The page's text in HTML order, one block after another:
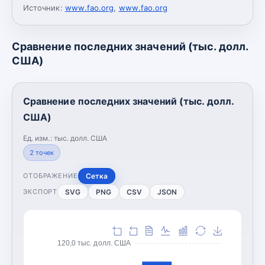
Источник: www.fao.org, www.fao.org
Сравнение последних значений (тыс. долл.
США)
Сравнение последних значений (тыс. долл.
США)
Ед. изм.: тыс. долл. США
2 точек
ОТОБРАЖЕНИЕ Сетка
ЭКСПОРТ SVG PNG CSV JSON
120,0 тыс. долл. США